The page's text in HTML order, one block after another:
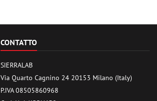
CONTATTO
SIERRALAB
Via Quarto Cagnino 24 20153 Milano (Italy)
P.IVA 08505860968